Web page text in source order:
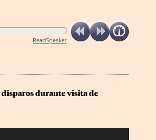
ReadSpeaker
disparos durante visita de